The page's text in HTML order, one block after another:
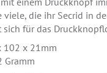
viele, die ihr Secrid in
sich für das
102 x 21mm
Gramm